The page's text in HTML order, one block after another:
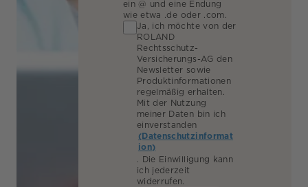
ein @ und eine Endung
wie etwa .de oder .com.
Ja, ich möchte von der
ROLAND
Rechtsschutz-
Versicherungs-AG den
Newsletter sowie
Produktinformationen
regelmäßig erhalten.
Mit der Nutzung
meiner Daten bin ich
einverstanden
(Datenschutzinformat
ion)
. Die Einwilligung kann
ich jederzeit
widerrufen.